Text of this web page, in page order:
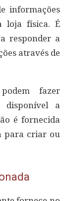
informações
loja física. É
responder a
através de
fazer
disponível a
é fornecida
para criar ou